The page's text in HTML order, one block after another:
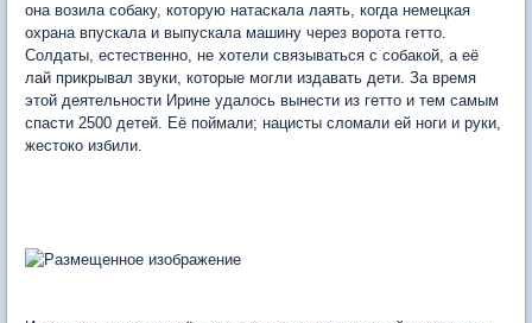
она возила собаку, которую натаскала лаять, когда немецкая
охрана впускала и выпускала машину через ворота гетто.
Солдаты, естественно, не хотели связываться с собакой, а её
лай прикрывал звуки, которые могли издавать дети. За время
этой деятельности Ирине удалось вынести из гетто и тем самым
спасти 2500 детей. Её поймали; нацисты сломали ей ноги и руки,
жестоко избили.